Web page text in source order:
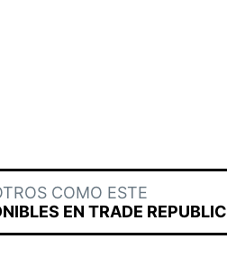
COMO ESTE
EN TRADE REPUBLIC